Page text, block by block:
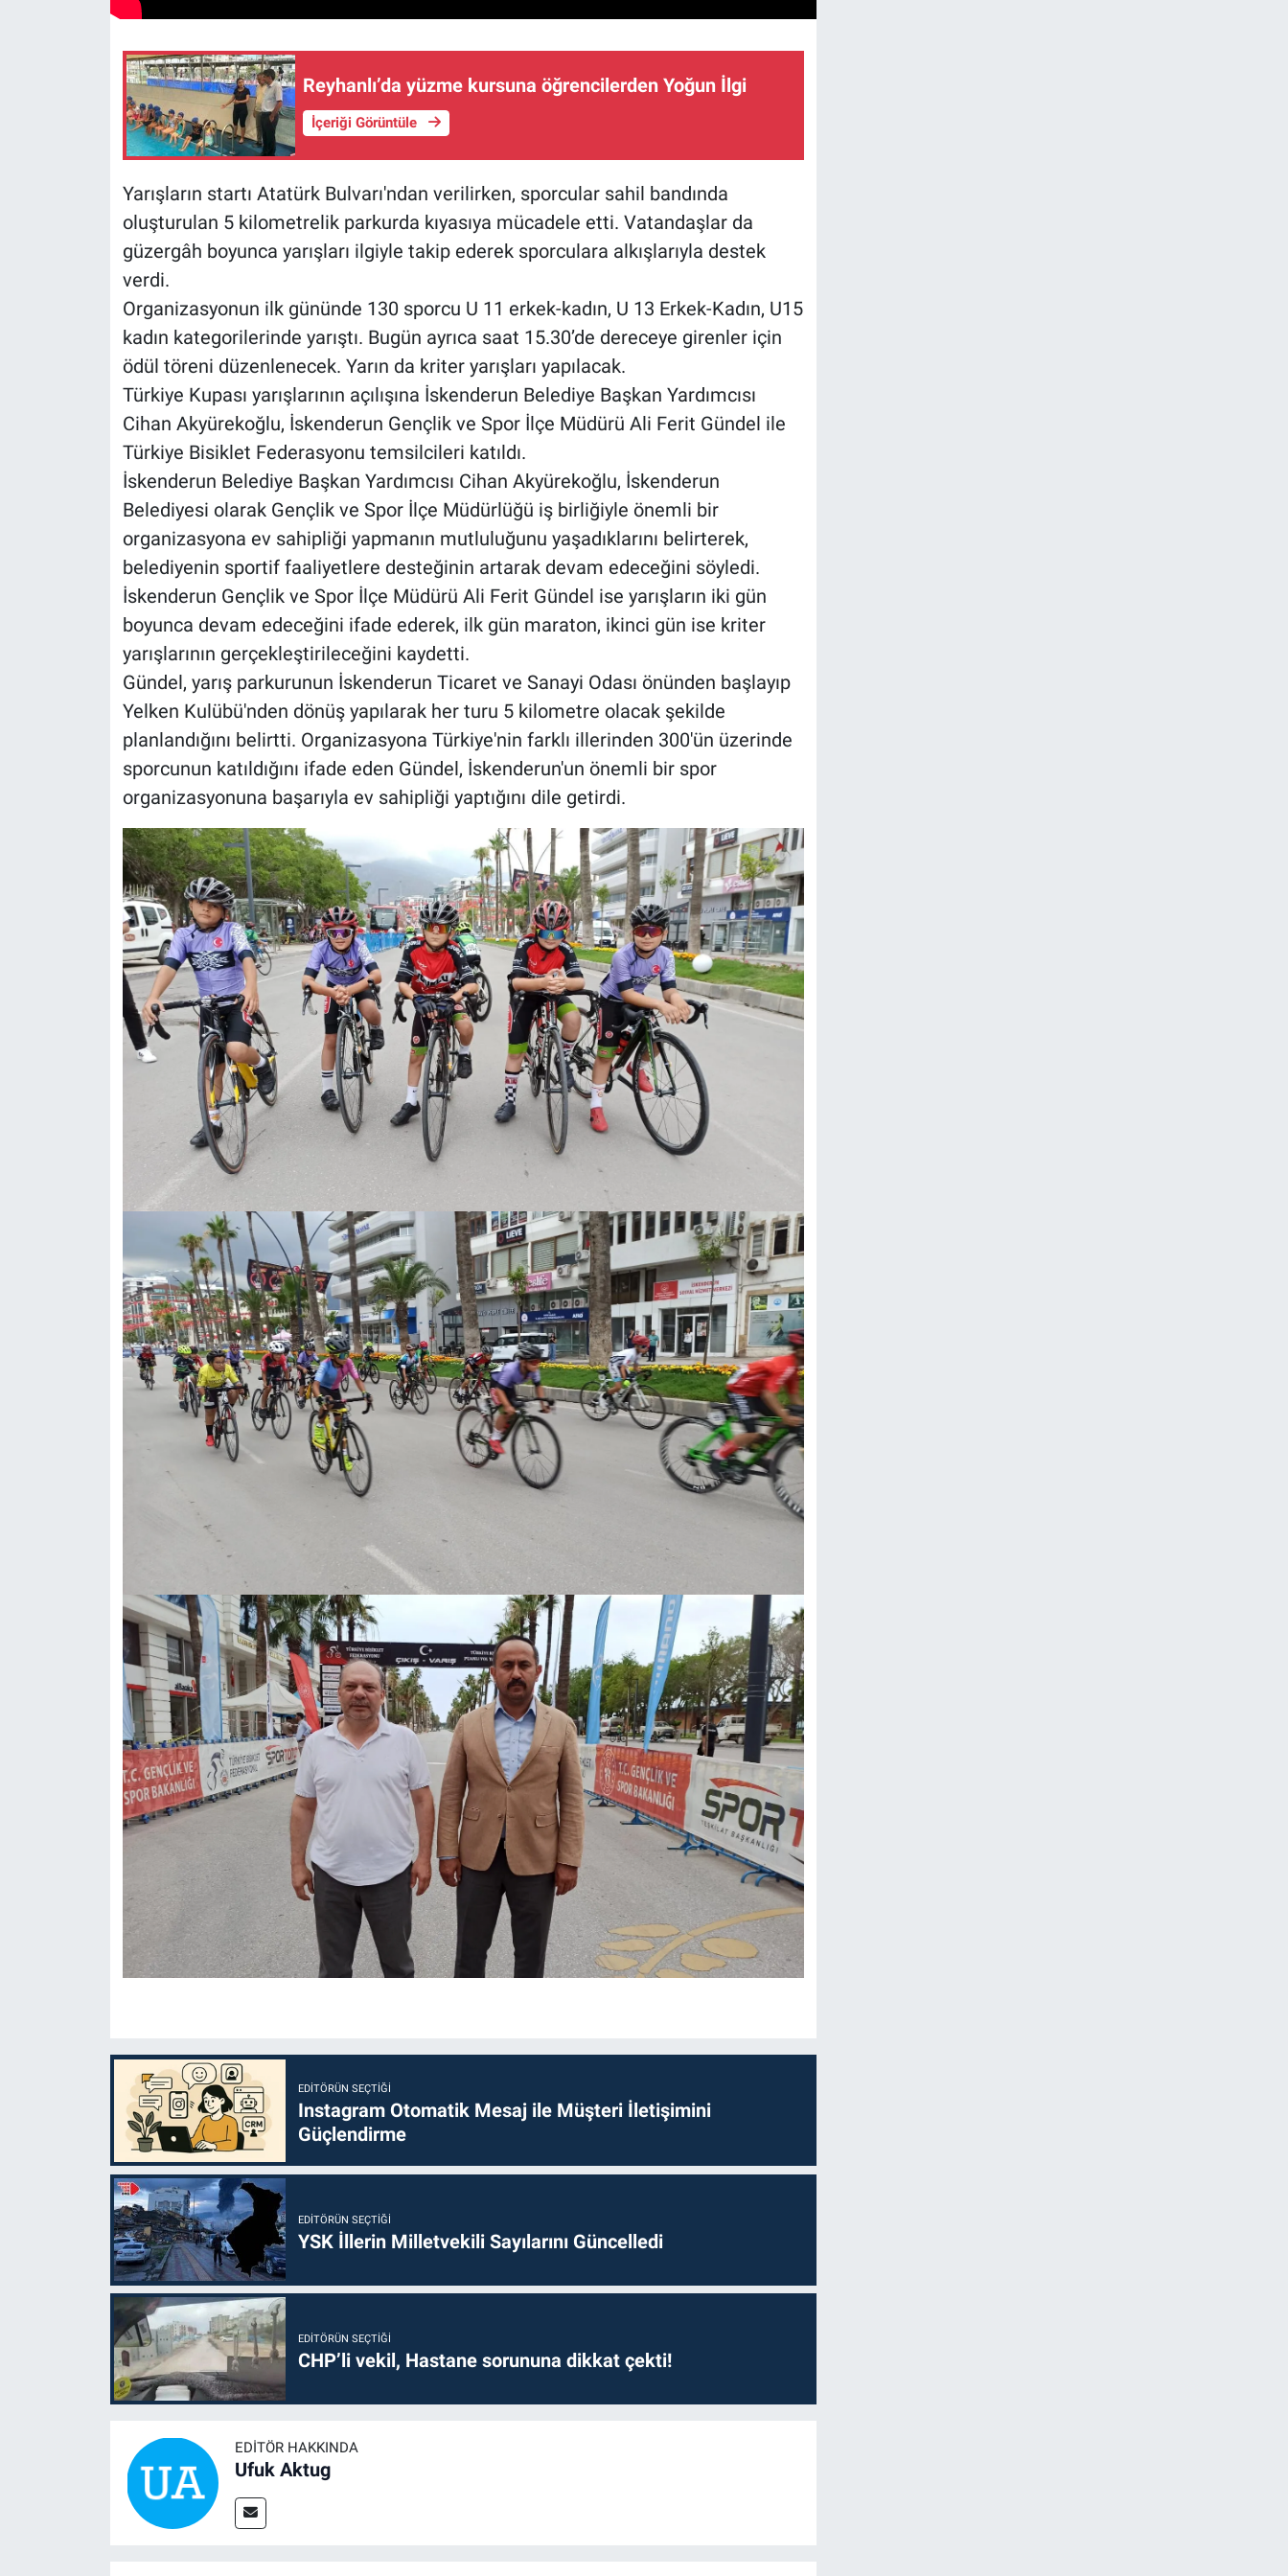
Reyhanlı’da yüzme kursuna öğrencilerden Yoğun İlgi
İçeriği Görüntüle
Yarışların startı Atatürk Bulvarı'ndan verilirken, sporcular sahil bandında
oluşturulan 5 kilometrelik parkurda kıyasıya mücadele etti. Vatandaşlar da
güzergâh boyunca yarışları ilgiyle takip ederek sporculara alkışlarıyla destek
verdi.
Organizasyonun ilk gününde 130 sporcu U 11 erkek-kadın, U 13 Erkek-Kadın, U15
kadın kategorilerinde yarıştı. Bugün ayrıca saat 15.30’de dereceye girenler için
ödül töreni düzenlenecek. Yarın da kriter yarışları yapılacak.
Türkiye Kupası yarışlarının açılışına İskenderun Belediye Başkan Yardımcısı
Cihan Akyürekoğlu, İskenderun Gençlik ve Spor İlçe Müdürü Ali Ferit Gündel ile
Türkiye Bisiklet Federasyonu temsilcileri katıldı.
İskenderun Belediye Başkan Yardımcısı Cihan Akyürekoğlu, İskenderun
Belediyesi olarak Gençlik ve Spor İlçe Müdürlüğü iş birliğiyle önemli bir
organizasyona ev sahipliği yapmanın mutluluğunu yaşadıklarını belirterek,
belediyenin sportif faaliyetlere desteğinin artarak devam edeceğini söyledi.
İskenderun Gençlik ve Spor İlçe Müdürü Ali Ferit Gündel ise yarışların iki gün
boyunca devam edeceğini ifade ederek, ilk gün maraton, ikinci gün ise kriter
yarışlarının gerçekleştirileceğini kaydetti.
Gündel, yarış parkurunun İskenderun Ticaret ve Sanayi Odası önünden başlayıp
Yelken Kulübü'nden dönüş yapılarak her turu 5 kilometre olacak şekilde
planlandığını belirtti. Organizasyona Türkiye'nin farklı illerinden 300'ün üzerinde
sporcunun katıldığını ifade eden Gündel, İskenderun'un önemli bir spor
organizasyonuna başarıyla ev sahipliği yaptığını dile getirdi.
EDITÖRÜN SEÇTIĞI
Instagram Otomatik Mesaj ile Müşteri İletişimini
Güçlendirme
EDITÖRÜN SEÇTIĞI
YSK İllerin Milletvekili Sayılarını Güncelledi
EDITÖRÜN SEÇTIĞI
CHP’li vekil, Hastane sorununa dikkat çekti!
EDITÖR HAKKINDA
Ufuk Aktug